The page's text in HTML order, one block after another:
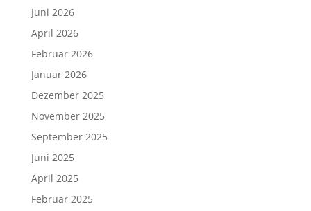
Juni 2026
April 2026
Februar 2026
Januar 2026
Dezember 2025
November 2025
September 2025
Juni 2025
April 2025
Februar 2025